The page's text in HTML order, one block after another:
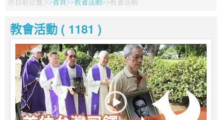
你目前位置: 首頁 教會活動 教會活動
教會活動 ( 1181 )